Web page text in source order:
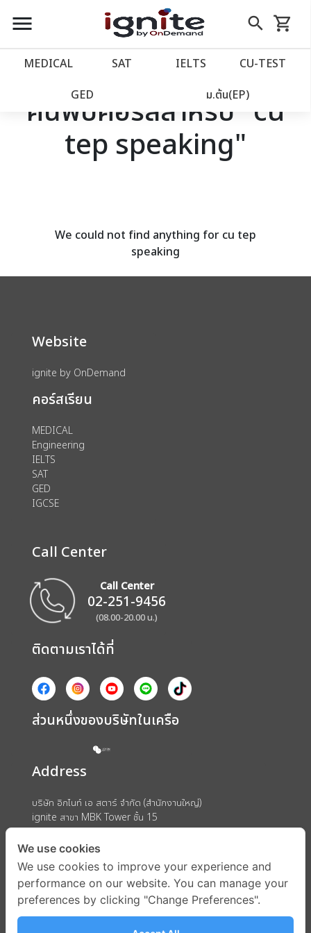
close
account_balance หน้าแรก
เว็บไซต์อิกไนท์
โปรโมชั่น
menu search
Skip
to
shopping_cart
รถเข็น
MEDICAL SAT IELTS CU‑TEST
GED ม.ต้น(EP)
ค้นพบคอร์สสำหรับ "cu
tep speaking"
We could not find anything for cu tep
speaking
Website
ignite by OnDemand
คอร์สเรียน
MEDICAL
Engineering
IELTS
SAT
GED
IGCSE
Call Center
Call Center
02-251-9456
(08.00-20.00 น.)
ติดตามเราได้ที่
ส่วนหนึ่งของบริษัทในเครือ
Address
บริษัท อิกไนท์ เอ สตาร์ จำกัด (สำนักงานใหญ่)
ignite สาขา MBK Tower ชั้น 15
ถนนพญาไท แขวงวังใหม่ เขตปทุมวัน กรุงเทพมหานคร 10330
We use cookies
We use cookies to improve your experience and
performance on our website. You can manage your
preferences by clicking "Change Preferences".